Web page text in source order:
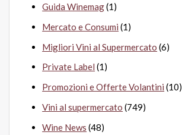
Guida Winemag(1)
Mercato e Consumi (1)
Migliori Vini al Supermercato (6)
Private Label (1)
Promozioni e Offerte Volantini (10)
Vini al supermercato (749)
Wine News (48)